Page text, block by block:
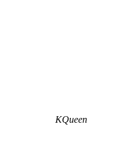
KQueen